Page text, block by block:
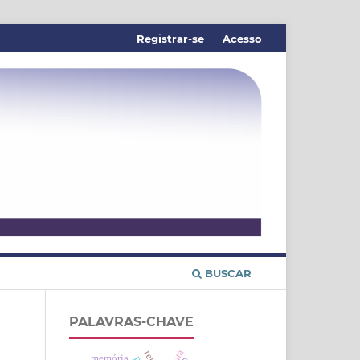
BUSCAR
Registrar-se Acesso
PALAVRAS-CHAVE